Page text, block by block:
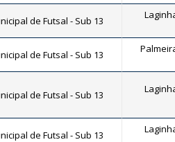
de Futsal - Sub 13
de Futsal - Sub 13
de Futsal - Sub 13
de Futsal - Sub 13